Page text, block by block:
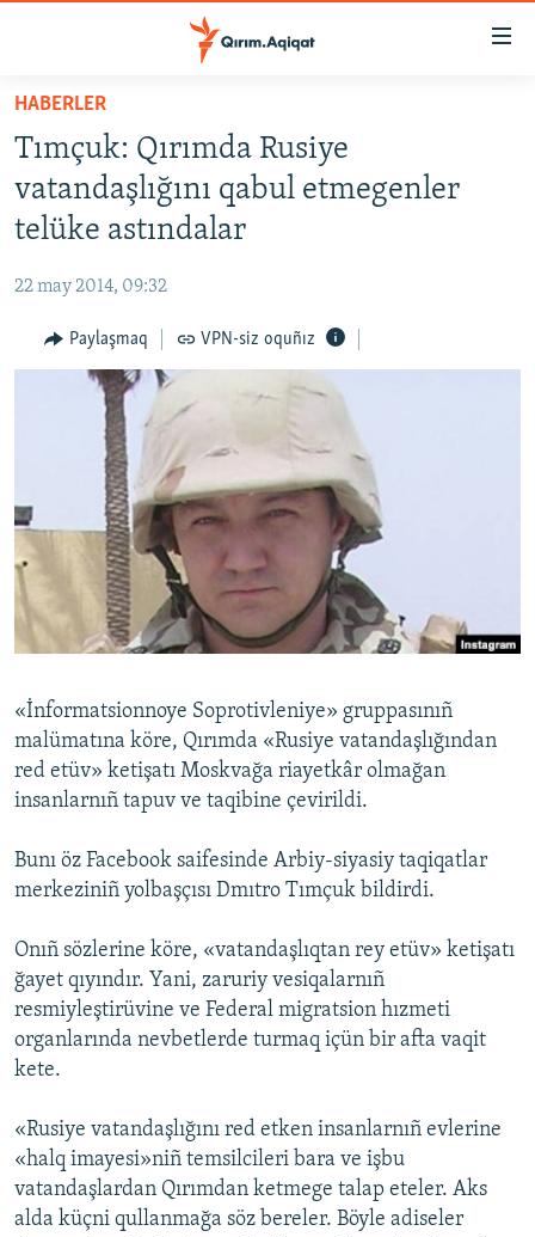
Esas
qaytmaq
Baş
navigatsiyağa
qaytmaq
Qıdıruvğa
qaytmaq
HABERLER
SİYASET
İQTİSADİYAT
MEDENİYET
İNSAN AQLARI
FİKİR
Русский
Українською
RFE/RS bütün saytları
HABERLER
Tımçuk: Qırımda Rusiye
vatandaşlığını qabul etmegenler
telüke astındalar
22 may 2014, 09:32
Paylaşmaq VPN-siz oquñız
«İnformatsionnoye Soprotivleniye» gruppasınıñ
malümatına köre, Qırımda «Rusiye vatandaşlığından
red etüv» ketişatı Moskvağa riayetkâr olmağan
insanlarnıñ tapuv ve taqibine çevirildi.
Bunı öz Facebook saifesinde Arbiy-siyasiy taqiqatlar
merkeziniñ yolbaşçısı Dmıtro Tımçuk bildirdi.
Onıñ sözlerine köre, «vatandaşlıqtan rey etüv» ketişatı
ğayet qıyındır. Yani, zaruriy vesiqalarnıñ
resmiyleştirüvine ve Federal migratsion hızmeti
organlarında nevbetlerde turmaq içün bir afta vaqit
kete.
«Rusiye vatandaşlığını red etken insanlarnıñ evlerine
«halq imayesi»niñ temsilcileri bara ve işbu
vatandaşlardan Qırımdan ketmege talap eteler. Aks
alda küçni qullanmağa söz bereler. Böyle adiseler